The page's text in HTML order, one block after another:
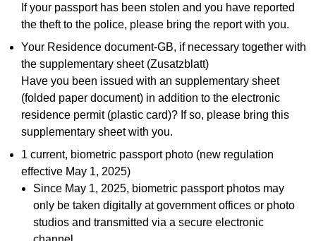
If your passport has been stolen and you have reported
the theft to the police, please bring the report with you.
Your Residence document-GB, if necessary together with
the supplementary sheet (Zusatzblatt)
Have you been issued with an supplementary sheet
(folded paper document) in addition to the electronic
residence permit (plastic card)? If so, please bring this
supplementary sheet with you.
1 current, biometric passport photo (new regulation
effective May 1, 2025)
Since May 1, 2025, biometric passport photos may
only be taken digitally at government offices or photo
studios and transmitted via a secure electronic